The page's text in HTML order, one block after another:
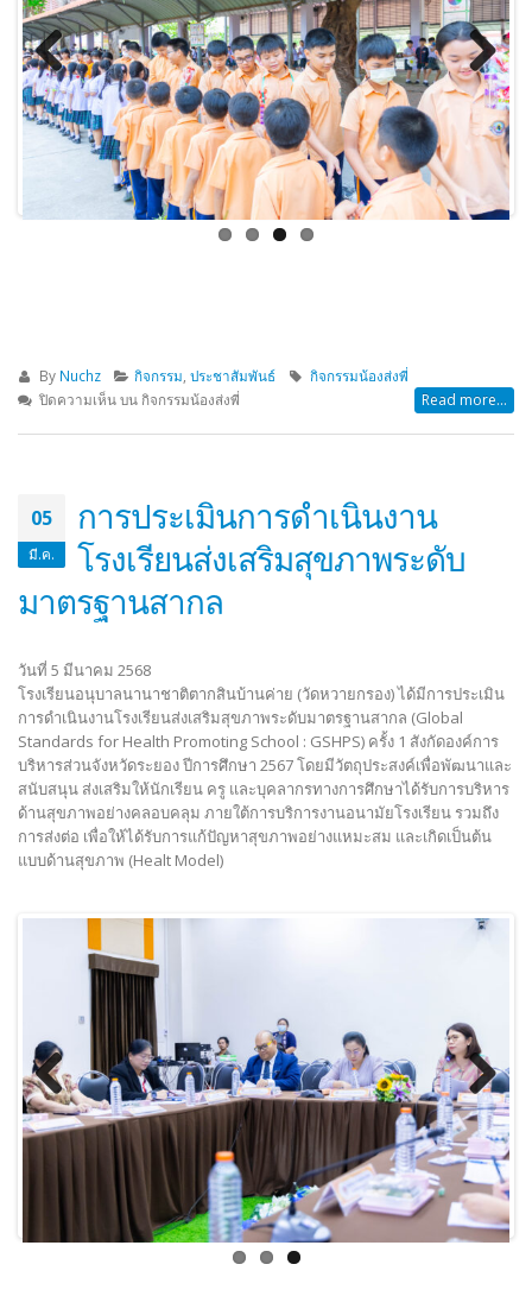
Previous Next
By Nuchz กิจกรรม ,ประชาสัมพันธ์
กิจกรรมน้องส่งพี่
ปิดความเห็นบน กิจกรรมน้องส่งพี่ Read more...
05
มี.ค.
การประเมินการดำเนินงาน
โรงเรียนส่งเสริมสุขภาพระดับ
มาตรฐานสากล
วันที่ 5 มีนาคม 2568
โรงเรียนอนุบาลนานาชาติตากสินบ้านค่าย (วัดหวายกรอง) ได้มีการประเมิน
การดำเนินงานโรงเรียนส่งเสริมสุขภาพระดับมาตรฐานสากล (Global
Standards for Health Promoting School : GSHPS) ครั้ง 1 สังกัดองค์การ
บริหารส่วนจังหวัดระยอง ปีการศึกษา 2567 โดยมีวัตถุประสงค์เพื่อพัฒนาและ
สนับสนุน ส่งเสริมให้นักเรียน ครู และบุคลากรทางการศึกษาได้รับการบริหาร
ด้านสุขภาพอย่างคลอบคลุม ภายใต้การบริการงานอนามัยโรงเรียน รวมถึง
การส่งต่อ เพื่อให้ได้รับการแก้ปัญหาสุขภาพอย่างแหมะสม และเกิดเป็นต้น
แบบด้านสุขภาพ (Healt Model)
Previous Next